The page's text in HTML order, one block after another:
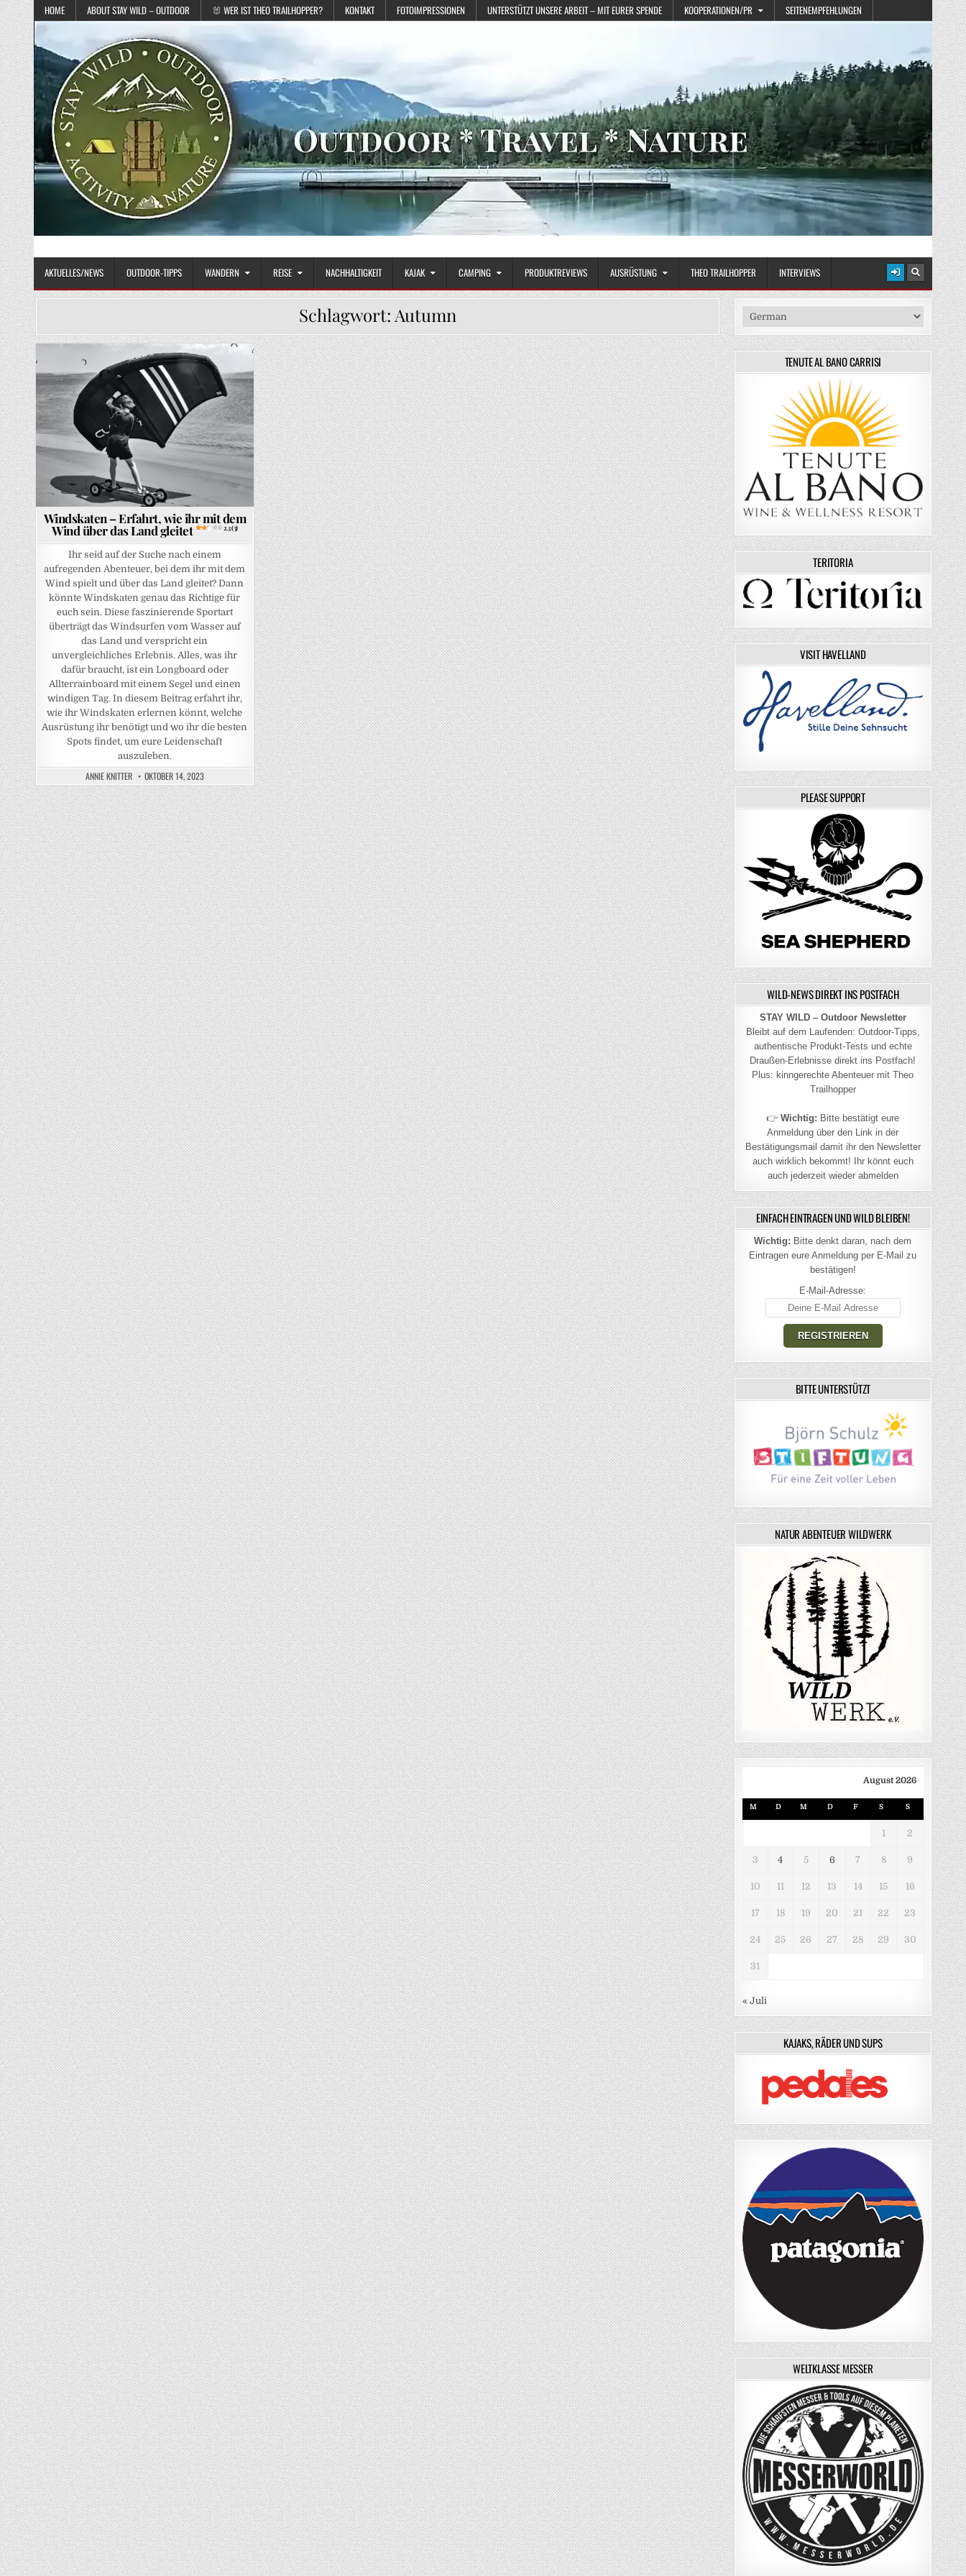
Skip to content
HOME ABOUT STAY WILD – OUTDOOR 🐰 WER IST THEO TRAILHOPPER? KONTAKT FOTOIMPRESSIONEN UNTERSTÜTZT UNSERE ARBEIT – MIT EURER SPENDE KOOPERATIONEN/PR SEITENEMPFEHLUNGEN
STAY WILD – OUTDOOR
AKTUELLES/NEWS OUTDOOR-TIPPS WANDERN REISE NACHHALTIGKEIT KAJAK CAMPING PRODUKTREVIEWS AUSRÜSTUNG THEO TRAILHOPPER INTERVIEWS
Schlagwort: Autumn
Posted in
Windskaten – Erfahrt, wie ihr mit dem
Wind über das Land gleitet 2.3 (3)
Ihr seid auf der Suche nach einem
aufregenden Abenteuer, bei dem ihr mit dem
Wind spielt und über das Land gleitet? Dann
könnte Windskaten genau das Richtige für
euch sein. Diese faszinierende Sportart
überträgt das Windsurfen vom Wasser auf
das Land und verspricht ein
unvergleichliches Erlebnis. Alles, was ihr
dafür braucht, ist ein Longboard oder
Allterrainboard mit einem Segel und einen
windigen Tag. In diesem Beitrag erfahrt ihr,
wie ihr Windskaten erlernen könnt, welche
Ausrüstung ihr benötigt und wo ihr die besten
Spots findet, um eure Leidenschaft
auszuleben.
ANNIE KNITTER OKTOBER 14, 2023
TENUTE AL BANO CARRISI
TERITORIA
VISIT HAVELLAND
PLEASE SUPPORT
WILD-NEWS DIREKT INS POSTFACH
STAY WILD – Outdoor Newsletter
Bleibt auf dem Laufenden: Outdoor-Tipps,
authentische Produkt-Tests und echte
Draußen-Erlebnisse direkt ins Postfach!
Plus: kinngerechte Abenteuer mit Theo
Trailhopper
👉Wichtig: Bitte bestätigt eure
Anmeldung über den Link in der
Bestätigungsmail damit ihr den Newsletter
auch wirklich bekommt! Ihr könnt euch
auch jederzeit wieder abmelden
EINFACH EINTRAGEN UND WILD BLEIBEN!
Wichtig: Bitte denkt daran, nach dem
Eintragen eure Anmeldung per E-Mail zu
bestätigen!
E-Mail-Adresse:
BITTE UNTERSTÜTZT
NATUR ABENTEUER WILDWERK
August 2026
M D M D F S S
1 2
3 4 5 6 7 8 9
10 11 12 13 14 15 16
17 18 19 20 21 22 23
24 25 26 27 28 29 30
31
« Juli
KAJAKS, RÄDER UND SUPS
WELTKLASSE MESSER